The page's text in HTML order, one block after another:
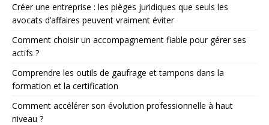
Créer une entreprise : les pièges juridiques que seuls les
avocats d’affaires peuvent vraiment éviter
Comment choisir un accompagnement fiable pour gérer ses
actifs ?
Comprendre les outils de gaufrage et tampons dans la
formation et la certification
Comment accélérer son évolution professionnelle à haut
niveau ?